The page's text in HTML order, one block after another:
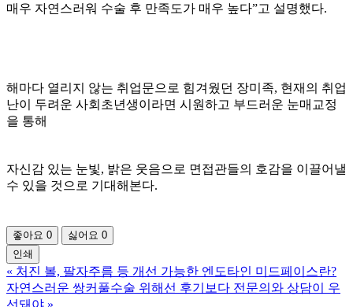
매우 자연스러워 수술 후 만족도가 매우 높다”고 설명했다.
해마다 열리지 않는 취업문으로 힘겨웠던 장미족, 현재의 취업
난이 두려운 사회초년생이라면 시원하고 부드러운 눈매교정
을 통해
자신감 있는 눈빛, 밝은 웃음으로 면접관들의 호감을 이끌어낼
수 있을 것으로 기대해본다.
좋아요 0 싫어요 0
인쇄
« 처진 볼, 팔자주름 등 개선 가능한 엔도타인 미드페이스란?
자연스러운 쌍커풀수술 위해선 후기보다 전문의와 상담이 우
선돼야 »